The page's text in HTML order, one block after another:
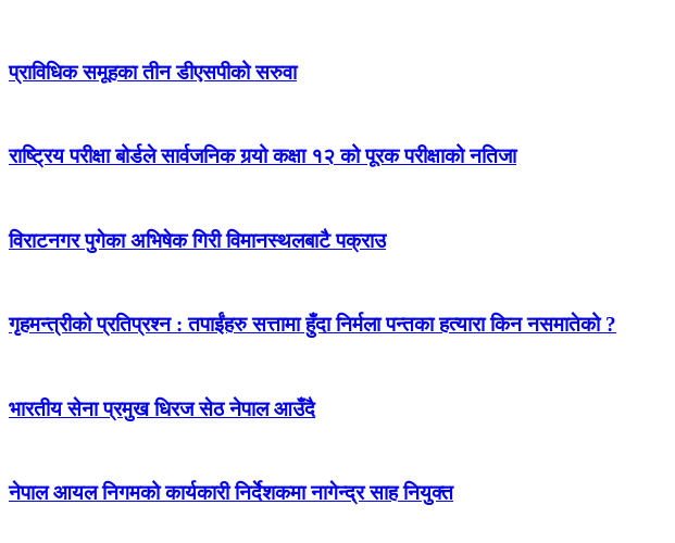
प्राविधिक समूहका तीन डीएसपीको सरुवा
राष्ट्रिय परीक्षा बोर्डले सार्वजनिक गर्‍यो कक्षा १२ को पूरक परीक्षाको नतिजा
विराटनगर पुगेका अभिषेक गिरी विमानस्थलबाटै पक्राउ
गृहमन्त्रीको प्रतिप्रश्न : तपाईंहरु सत्तामा हुँदा निर्मला पन्तका हत्यारा किन नसमातेको ?
भारतीय सेना प्रमुख धिरज सेठ नेपाल आउँदै
नेपाल आयल निगमको कार्यकारी निर्देशकमा नागेन्द्र साह नियुक्त